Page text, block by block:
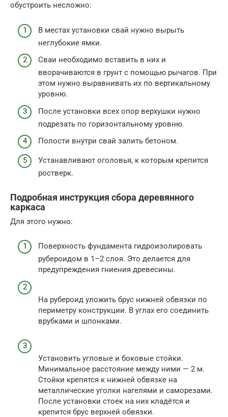
обустроить несложно:
В местах установки свай нужно вырыть
неглубокие ямки.
Сваи необходимо вставить в них и
вворачиваются в грунт с помощью рычагов. При
этом нужно выравнивать их по вертикальному
уровню.
После установки всех опор верхушки нужно
подрезать по горизонтальному уровню.
Полости внутри свай залить бетоном.
Устанавливают оголовья, к которым крепится
ростверк.
Подробная инструкция сбора деревянного
каркаса
Для этого нужно:
Поверхность фундамента гидроизолировать
рубероидом в 1–2 слоя. Это делается для
предупреждения гниения древесины.
На рубероид уложить брус нижней обвязки по
периметру конструкции. В углах его соединить
врубками и шпонками.
Установить угловые и боковые стойки.
Минимальное расстояние между ними — 2 м.
Стойки крепятся к нижней обвязке на
металлические уголки нагелями и саморезами.
После установки стоек на них кладётся и
крепится брус верхней обвязки.